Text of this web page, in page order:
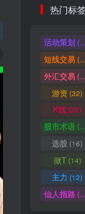
热门标
活动策划(49)
短线交易(40)
外汇交易(37)
游资 (32)
K线(25)
股市术语(21)
选股 (16)
做T(14)
主力 (12)
仙人指路(10)
热门文章
1 超级简单！
2 股票打板、上